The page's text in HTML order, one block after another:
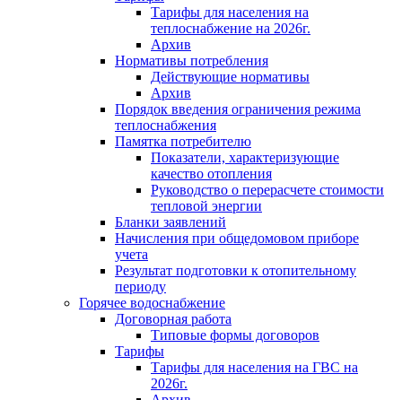
Тарифы для населения на
теплоснабжение на 2026г.
Архив
Нормативы потребления
Действующие нормативы
Архив
Порядок введения ограничения режима
теплоснабжения
Памятка потребителю
Показатели, характеризующие
качество отопления
Руководство о перерасчете стоимости
тепловой энергии
Бланки заявлений
Начисления при общедомовом приборе
учета
Результат подготовки к отопительному
периоду
Горячее водоснабжение
Договорная работа
Типовые формы договоров
Тарифы
Тарифы для населения на ГВС на
2026г.